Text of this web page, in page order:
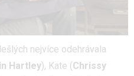
nejvíce odehrávala
Hartley), Kate (Chrissy